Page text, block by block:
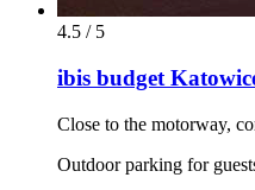
4.5 / 5
ibis budget
Close to the motorway,
Outdoor parking for